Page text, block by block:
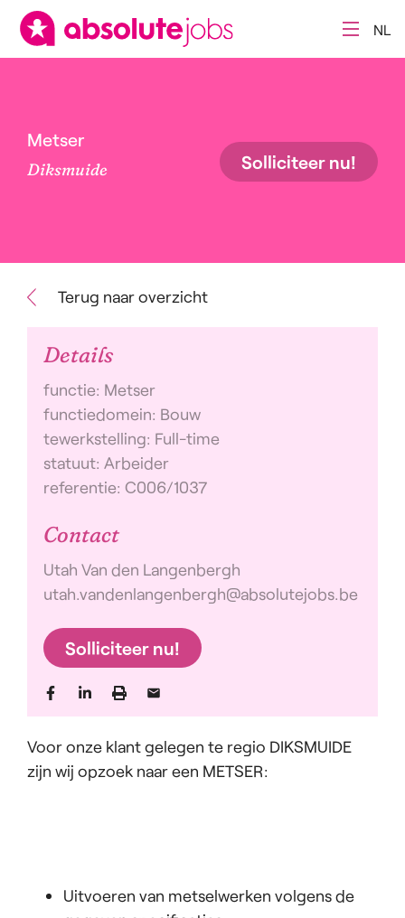
NL
Metser
Diksmuide Solliciteer nu!
Terug naar overzicht
Details
functie: Metser
functiedomein: Bouw
tewerkstelling: Full-time
statuut: Arbeider
referentie: C006/1037
Contact
Utah Van den Langenbergh
utah.vandenlangenbergh@absolutejobs.be
Solliciteer nu!
Voor onze klant gelegen te regio DIKSMUIDE
zijn wij opzoek naar een METSER:
Uitvoeren van metselwerken volgens de